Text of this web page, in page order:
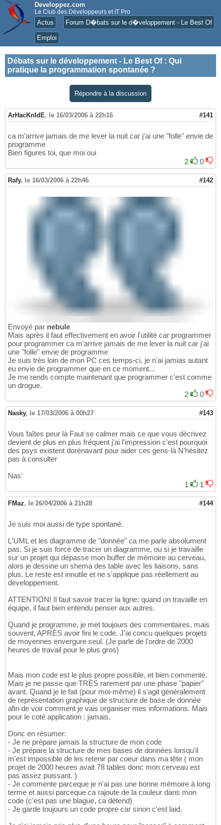
Developpez.com
Le Club des Développeurs et IT Pro
Actus Forum D�bats sur le d�veloppement - Le Best Of
Emploi
Débats sur le développement - Le Best Of: Qui
pratique la programmation spontanée ?
Répondre à la discussion
ArHacKnIdE, le 16/03/2006 à 22h16 #141
ca m'arrive jamais de me lever la nuit car j'ai une "folle" envie de
programme
Bien figures toi, que moi oui
2
0
Rafy, le 16/03/2006 à 22h46 #142
Envoyé par nebule
Mais après il faut effectivement en avoir l'utilité car programmer
pour programmer ca m'arrive jamais de me lever la nuit car j'ai
une "folle" envie de programme
Je suis très loin de mon PC ces temps-ci, je n'ai jamias autant
eu envie de programmer que en ce moment...
Je me rends compte maintenant que programmer c'est comme
un drogue.
2
0
Nasky, le 17/03/2006 à 00h27 #143
Vous faîtes peur là Faut se calmer mais ce que vous décrivez
devient de plus en plus fréquent j'ai l'impression c'est pourquoi
des psys existent dorénavant pour aider ces gens-là N'hésitez
pas à consulter
Nas'
1
1
FMaz, le 26/04/2006 à 21h28 #144
Je suis moi aussi de type spontané.
L'UML et les diagramme de "donnée" ca me parle absolument
pas. Si je suis forcé de tracer un diagramme, ou si je travaille
sur un projet qui dépasse mon buffer de mémoire au cerveau,
alors je dessine un shema des table avec les liaisons, sans
plus. Le reste est innutile et ne s'applique pas réellement au
développement.
ATTENTION! Il faut savoir tracer la ligne: quand on travaille en
équipe, il faut bien entendu penser aux autres.
Quand je programme, je met toujours des commentaires, mais
souvent, APRÈS avoir fini le code. J'ai concu quelques projets
de moyennes envergure seul. (Je parle de l'ordre de 2000
heures de travail pour le plus gros)
Mais mon code est le plus propre possible, et bien commenté.
Mais je ne passe que TRÈS rarement par une phase "papier"
avant. Quand je le fait (pour moi-même) il s'agit généralement
de représentation graphique de structure de base de donnée
afin de voir comment je vais organiser mes informations. Mais
pour le coté application : jamais.
Donc en résumer:
- Je ne prépare jamais la structure de mon code
- Je prépare la structure de mes bases de données lorsqu'il
m'est impossible de les retenir par coeur dans ma tête ( mon
projet de 2000 heures avait 78 tables donc mon cerveau est
pas assez puissant. )
- Je commente parceque je n'ai pas une bonne mémoire à long
terme et aussi parceque ca rajoute de la couleur dans mon
code (c'est pas une blague, ca détend)
- Je garde toujours un code propre car sinon c'est laid.